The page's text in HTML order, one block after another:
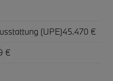
(UPE)45.470 €
€